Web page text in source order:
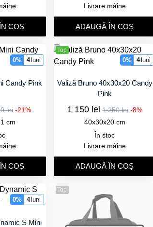
COȘ
Livrare mâine
ADAUGǍ ÎN COȘ
0% 4luni
Candy Pink
lei -21%
cm
COȘ
Top
0% 4luni
Valiză Bruno 40x30x20 Candy
Pink
1 150 lei 1 250 lei -8%
40x30x20 cm
În stoc
Livrare mâine
ADAUGǍ ÎN COȘ
0% 4 luni
S Mini
Top